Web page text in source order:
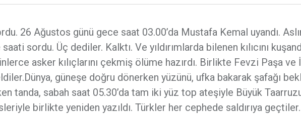
26 Ağustos günü gece saat 03.00’da Mustafa Kemal uyandı.
sordu. Üç dediler. Kalktı. Ve yıldırımlarda bilenen kılıcını
asker kılıçlarını çekmiş ölüme hazırdı. Birlikte Fevzi Paşa ve
güneşe doğru dönerken yüzünü, ufka bakarak şafağı
tanda, sabah saat 05.30’da tam iki yüz top ateşiyle Büyük
birlikte yeniden yazıldı. Türkler her cephede saldırıya geçtiler.